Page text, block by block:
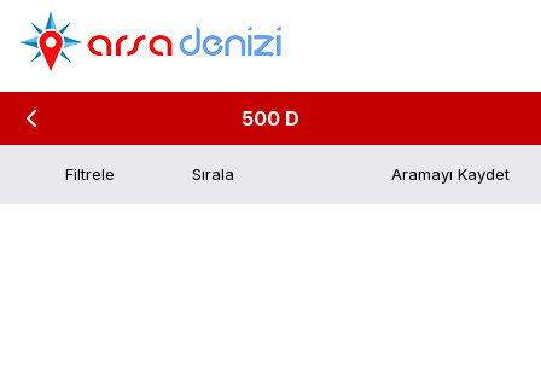
500 D
Filtrele Aramayı Kaydet